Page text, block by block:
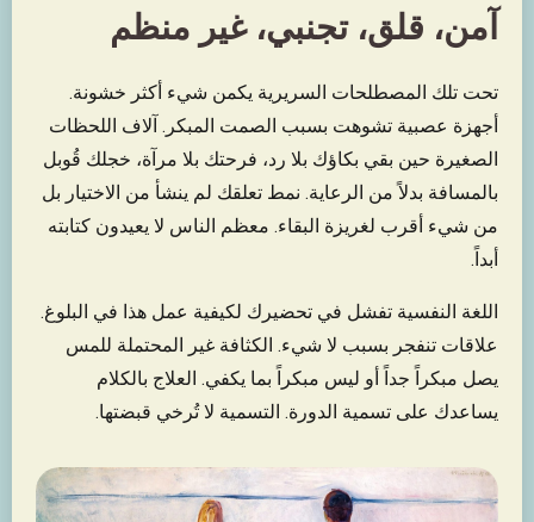
آمن، قلق، تجنبي، غير منظم
تحت تلك المصطلحات السريرية يكمن شيء أكثر خشونة.
أجهزة عصبية تشوهت بسبب الصمت المبكر. آلاف اللحظات
الصغيرة حين بقي بكاؤك بلا رد، فرحتك بلا مرآة، خجلك قُوبل
بالمسافة بدلاً من الرعاية. نمط تعلقك لم ينشأ من الاختيار بل
من شيء أقرب لغريزة البقاء. معظم الناس لا يعيدون كتابته
أبداً.
اللغة النفسية تفشل في تحضيرك لكيفية عمل هذا في البلوغ.
علاقات تنفجر بسبب لا شيء. الكثافة غير المحتملة للمس
يصل مبكراً جداً أو ليس مبكراً بما يكفي. العلاج بالكلام
يساعدك على تسمية الدورة. التسمية لا تُرخي قبضتها.